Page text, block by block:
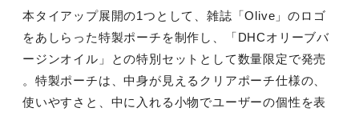
本タイアップ展開の1つとして、雑誌「Olive」のロゴ
をあしらった特製ポーチを制作し、「DHCオリーブバ
ージンオイル」との特別セットとして数量限定で発売
。特製ポーチは、中身が見えるクリアポーチ仕様の、
使いやすさと、中に入れる小物でユーザーの個性を表